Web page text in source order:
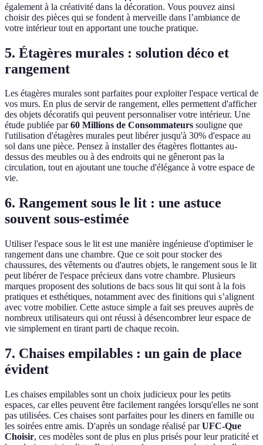
également à la créativité dans la décoration. Vous pouvez ainsi
choisir des pièces qui se fondent à merveille dans l’ambiance de
votre intérieur tout en apportant une touche pratique.
5. Étagères murales : solution déco et
rangement
Les étagères murales sont parfaites pour exploiter l'espace vertical de
vos murs. En plus de servir de rangement, elles permettent d'afficher
des objets décoratifs qui peuvent personnaliser votre intérieur. Une
étude publiée par60 Millions de Consommateurs souligne que
l'utilisation d'étagères murales peut libérer jusqu'à 30% d'espace au
sol dans une pièce. Pensez à installer des étagères flottantes au-
dessus des meubles ou à des endroits qui ne gêneront pas la
circulation, tout en ajoutant une touche d'élégance à votre espace de
vie.
6. Rangement sous le lit : une astuce
souvent sous-estimée
Utiliser l'espace sous le lit est une manière ingénieuse d'optimiser le
rangement dans une chambre. Que ce soit pour stocker des
chaussures, des vêtements ou d'autres objets, le rangement sous le lit
peut libérer de l'espace précieux dans votre chambre. Plusieurs
marques proposent des solutions de bacs sous lit qui sont à la fois
pratiques et esthétiques, notamment avec des finitions qui s’alignent
avec votre mobilier. Cette astuce simple a fait ses preuves auprès de
nombreux utilisateurs qui ont réussi à désencombrer leur espace de
vie simplement en tirant parti de chaque recoin.
7. Chaises empilables : un gain de place
évident
Les chaises empilables sont un choix judicieux pour les petits
espaces, car elles peuvent être facilement rangées lorsqu'elles ne sont
pas utilisées. Ces chaises sont parfaites pour les diners en famille ou
les soirées entre amis. D'après un sondage réalisé parUFC-Que
Choisir, ces modèles sont de plus en plus prisés pour leur praticité et